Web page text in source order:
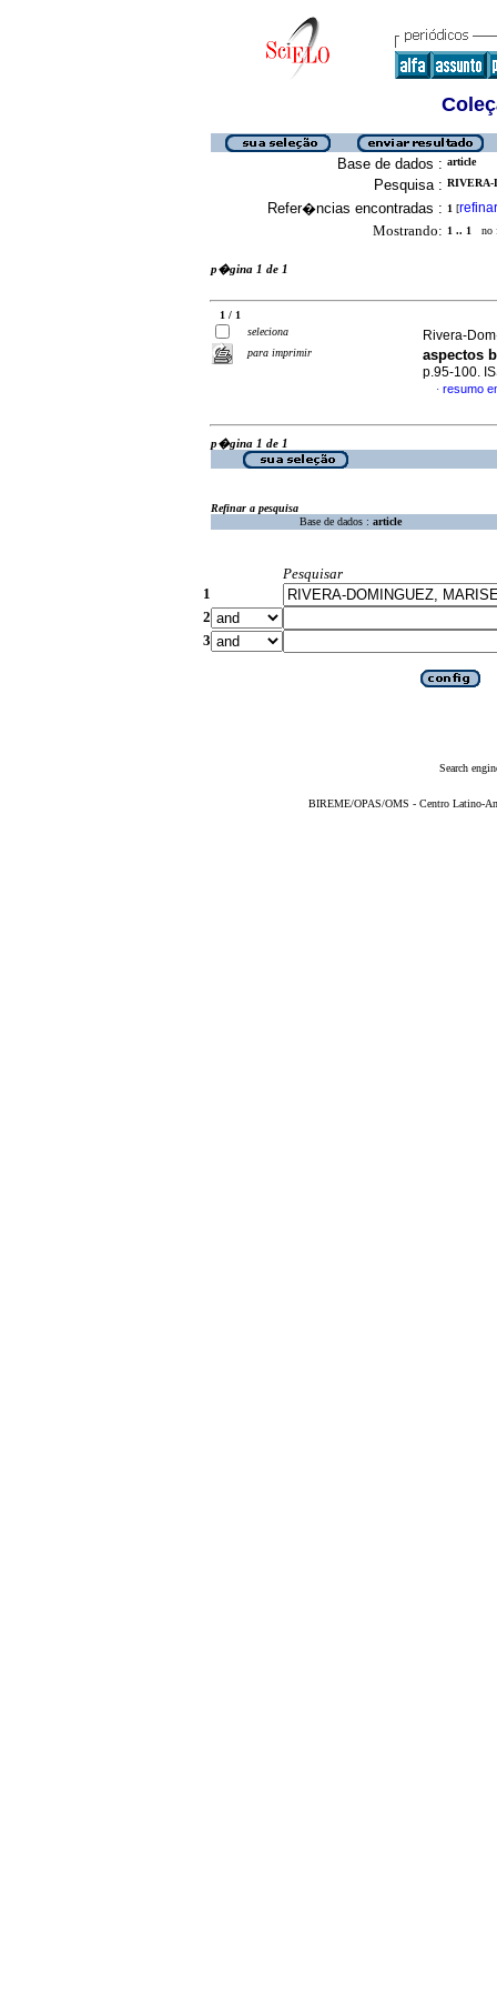
Base de dados : article
Pesquisa : RIVERA-
Refer�ncias encontradas : 1 [refinar
Mostrando: 1 .. 1 no
p�gina 1 de 1
1 / 1
seleciona
para imprimir
Rivera-
aspectos
p.95-100.
· resumo
p�gina 1 de 1
Refinar a pesquisa
Base de dados : article
Pesquisar
1
2
3
Search
BIREME/OPAS/OMS - Centro Latino-